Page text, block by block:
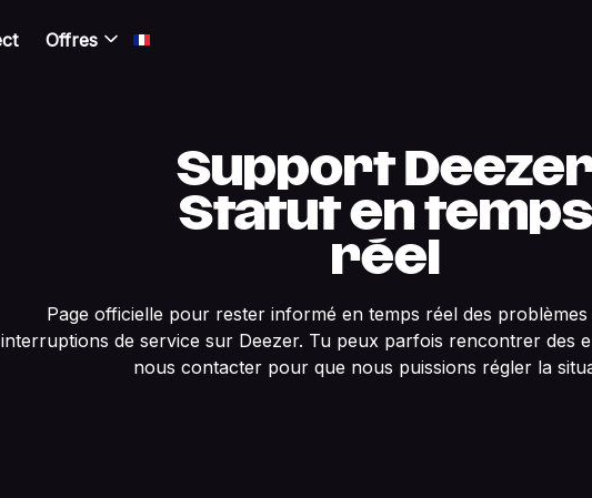
Offres
Support
Statut en temps
réel
Page officielle pour rester informé en temps réel des
interruptions de service sur Deezer. Tu peux parfois rencontrer des
nous contacter pour que nous puissions régler la